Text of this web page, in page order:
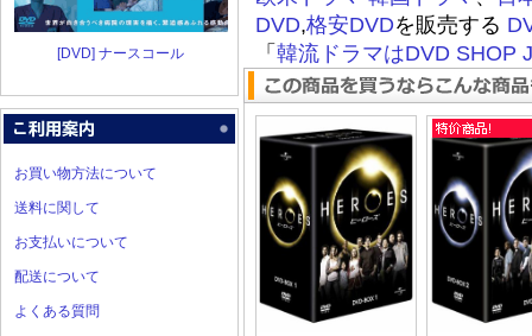
[DVD] ナースコール
お買い物方法について
送料に関して
お支払いについて
配送について
よくある質問
DVD,格安DVDを販売する
「 韓流ドラマはDVD SHOP